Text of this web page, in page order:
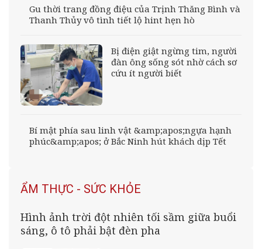
Gu thời trang đồng điệu của Trịnh Thăng Bình và
Thanh Thủy vô tình tiết lộ hint hẹn hò
Bị điện giật ngừng tim, người
đàn ông sống sót nhờ cách sơ
cứu ít người biết
Bí mật phía sau linh vật &amp;apos;ngựa hạnh
phúc&amp;apos; ở Bắc Ninh hút khách dịp Tết
ẨM THỰC - SỨC KHỎE
Hình ảnh trời đột nhiên tối sầm giữa buổi
sáng, ô tô phải bật đèn pha